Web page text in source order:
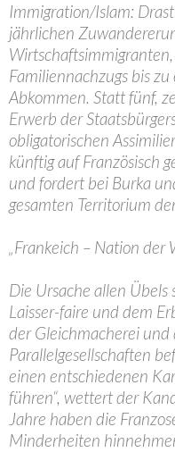
Immigration/Islam:
jährlichen
Familiennachzugs bis
Abkommen. Statt fünf,
Erwerb der
obligatorischen
künftig auf Französisch
und fordert bei Burka
gesamten Territorium
„Frankeich – Nation der
Die Ursache allen Übels
Laisser-faire und dem
der Gleichmacherei und
Parallelgesellschaften
einen entschiedenen
führen“, wettert der
Jahre haben die
Minderheiten